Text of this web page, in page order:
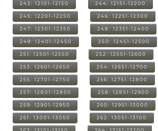
243: 12101-12150 244: 12151-12200
245: 12201-12250 246: 12251-12300
247: 12301-12350 248: 12351-12400
249: 12401-12450 250: 12451-12500
251: 12501-12550 252: 12551-12600
253: 12601-12650 254: 12651-12700
255: 12701-12750 256: 12751-12800
257: 12801-12850 258: 12851-12900
259: 12901-12950 260: 12951-13000
261: 13001-13050 262: 13051-13100